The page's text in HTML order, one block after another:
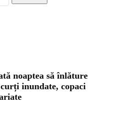
noaptea să înlăture
inundate, copaci